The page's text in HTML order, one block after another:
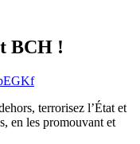
BCH !
terrorisez l’État et
en les promouvant et